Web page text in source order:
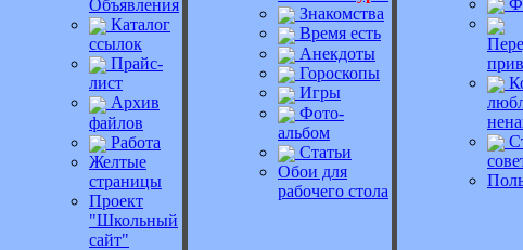
Объявления
Каталог
ссылок
Прайс-
лист
Архив
файлов
Работа
Желтые
страницы
Проект
"Школьный
сайт"
Знакомства
Время есть
Анекдоты
Гороскопы
Игры
Фото-
альбом
Статьи
Обои для
рабочего стола